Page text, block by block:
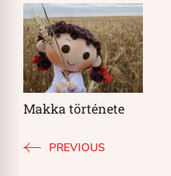
Post
Navigation
Makka története
PREVIOUS